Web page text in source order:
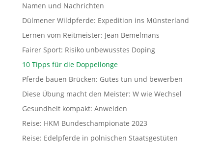
Namen und Nachrichten
Dülmener Wildpferde: Expedition ins Münsterland
Lernen vom Reitmeister: Jean Bemelmans
Fairer Sport: Risiko unbewusstes Doping
10 Tipps für die Doppellonge
Pferde bauen Brücken: Gutes tun und bewerben
Diese Übung macht den Meister: W wie Wechsel
Gesundheit kompakt: Anweiden
Reise: HKM Bundeschampionate 2023
Reise: Edelpferde in polnischen Staatsgestüten